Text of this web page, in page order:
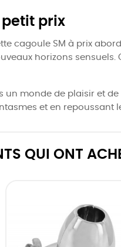
petit prix
cagoule SM à prix
horizons
un monde de plaisir et
et en repoussant
QUI ONT